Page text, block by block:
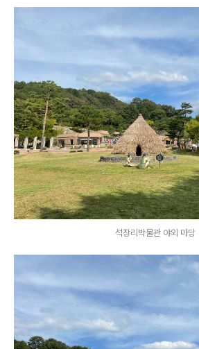
석장리박물관 야외 마당